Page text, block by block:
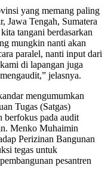
yang memang paling
Jawa Tengah, Sumatera
tangani berdasarkan
mungkin nanti akan
paralel, nanti input dari
di lapangan juga
jelasnya.
mengumumkan
Tugas (Satgas)
berfokus pada audit
Menko Muhaimin
Perizinan Bangunan
tegas untuk
pesantren